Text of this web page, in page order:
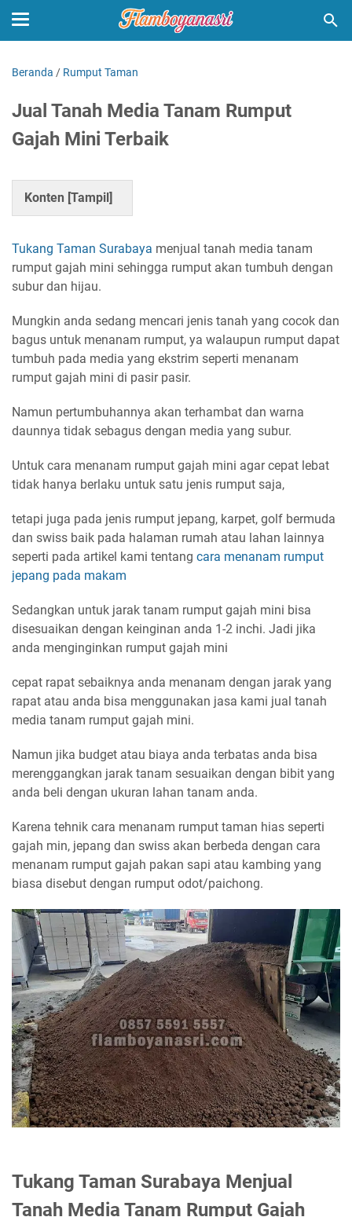
Beranda / Rumput Taman
Jual Tanah Media Tanam Rumput
Gajah Mini Terbaik
Konten [Tampil]
Tukang Taman Surabaya menjual tanah media tanam
rumput gajah mini sehingga rumput akan tumbuh dengan
subur dan hijau.
Mungkin anda sedang mencari jenis tanah yang cocok dan
bagus untuk menanam rumput, ya walaupun rumput dapat
tumbuh pada media yang ekstrim seperti menanam
rumput gajah mini di pasir pasir.
Namun pertumbuhannya akan terhambat dan warna
daunnya tidak sebagus dengan media yang subur.
Untuk cara menanam rumput gajah mini agar cepat lebat
tidak hanya berlaku untuk satu jenis rumput saja,
tetapi juga pada jenis rumput jepang, karpet, golf bermuda
dan swiss baik pada halaman rumah atau lahan lainnya
seperti pada artikel kami tentang cara menanam rumput
jepang pada makam
Sedangkan untuk jarak tanam rumput gajah mini bisa
disesuaikan dengan keinginan anda 1-2 inchi. Jadi jika
anda menginginkan rumput gajah mini
cepat rapat sebaiknya anda menanam dengan jarak yang
rapat atau anda bisa menggunakan jasa kami jual tanah
media tanam rumput gajah mini.
Namun jika budget atau biaya anda terbatas anda bisa
merenggangkan jarak tanam sesuaikan dengan bibit yang
anda beli dengan ukuran lahan tanam anda.
Karena tehnik cara menanam rumput taman hias seperti
gajah min, jepang dan swiss akan berbeda dengan cara
menanam rumput gajah pakan sapi atau kambing yang
biasa disebut dengan rumput odot/paichong.
Tukang Taman Surabaya Menjual
Tanah Media Tanam Rumput Gajah